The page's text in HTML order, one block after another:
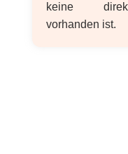
keine
vorhanden ist.